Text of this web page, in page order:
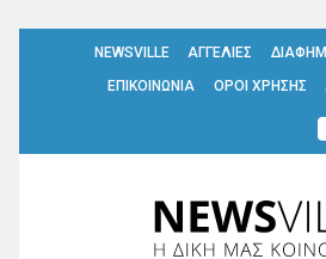
NEWSVILLE ΑΓΓΕΛΙΕΣ
ΕΠΙΚΟΙΝΩΝΙΑ
ΟΡΟΙ ΧΡΗΣΗΣ